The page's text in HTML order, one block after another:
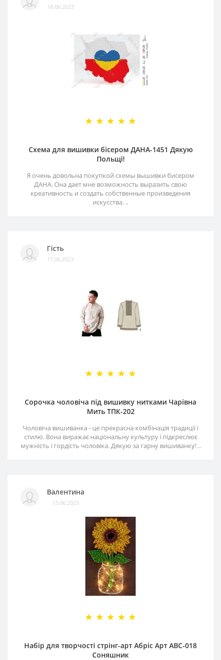
18.06.2023
Схема для вишивки бісером ДАНА-1451 Дякую
Польщі!
Я очень довольна покупкой схемы вышивки бисером
ДАНА. Она дает мне возможность выразить свою
креативность и создать собственные произведения
искусства. ..
Гість
17.06.2023
Сорочка чоловіча під вишивку нитками Чарівна
Мить ТПК-202
Чоловіча вишиванка - це прекрасна комбінація традиції і
стилю. Вона виражає національну культуру і підкреслює
мужність і гордість чоловіка. Дякую за гарну вишиванку! ..
Валентина
15.06.2023
Набір для творчості стрінг-арт Абріс Арт АВС-018
Соняшник